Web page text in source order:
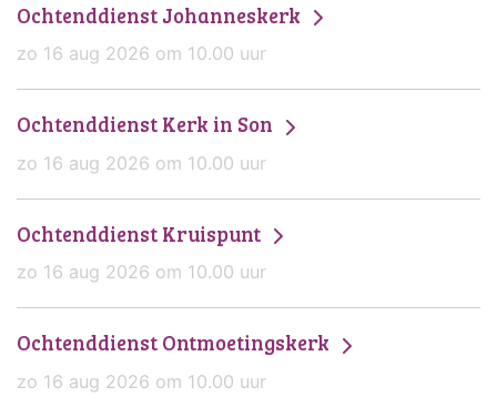
Ochtenddienst Johanneskerk
zo 16 aug 2026 om 10.00 uur
Ochtenddienst Kerk in Son
zo 16 aug 2026 om 10.00 uur
Ochtenddienst Kruispunt
zo 16 aug 2026 om 10.00 uur
Ochtenddienst Ontmoetingskerk
zo 16 aug 2026 om 10.00 uur